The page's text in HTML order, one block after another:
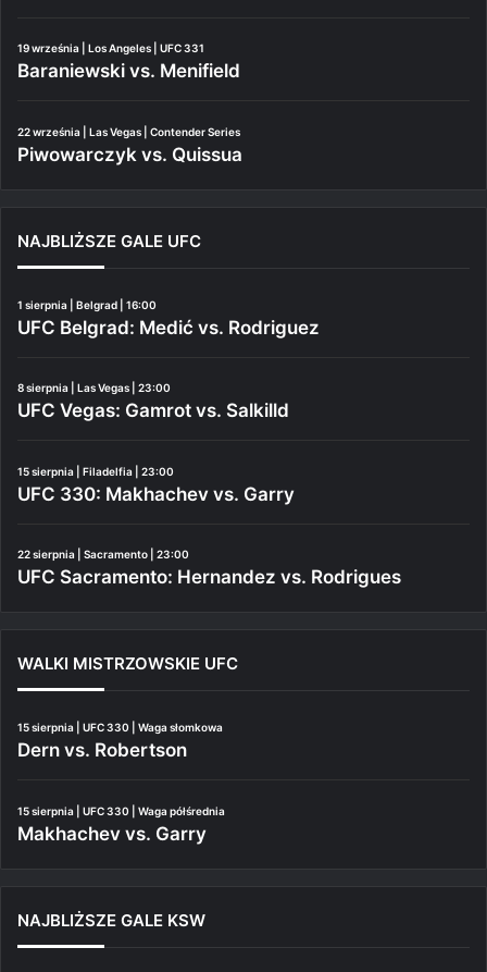
19 września | Los Angeles | UFC 331
Baraniewski vs. Menifield
22 września | Las Vegas | Contender Series
Piwowarczyk vs. Quissua
NAJBLIŻSZE GALE UFC
1 sierpnia | Belgrad | 16:00
UFC Belgrad: Medić vs. Rodriguez
8 sierpnia | Las Vegas | 23:00
UFC Vegas: Gamrot vs. Salkilld
15 sierpnia | Filadelfia | 23:00
UFC 330: Makhachev vs. Garry
22 sierpnia | Sacramento | 23:00
UFC Sacramento: Hernandez vs. Rodrigues
WALKI MISTRZOWSKIE UFC
15 sierpnia | UFC 330 | Waga słomkowa
Dern vs. Robertson
15 sierpnia | UFC 330 | Waga półśrednia
Makhachev vs. Garry
NAJBLIŻSZE GALE KSW